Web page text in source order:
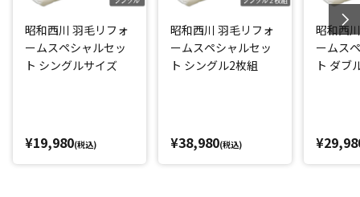
昭和西川 羽毛リフォ
ームスペシャルセッ
ト シングルサイズ
¥19,980(税込)
昭和西川 羽毛リフォ
ームスペシャルセッ
ト シングル2枚組
¥38,980(税込)
昭和西
ームス
ト ダブ